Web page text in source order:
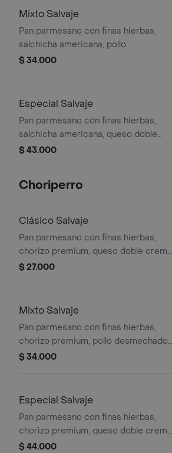
francesa
Mixto Salvaje
Pan parmesano con finas hierbas,
salchicha americana, pollo
desmechado en salsa tártara, queso
ripida, salsas de la casa y papitas a la
francesa.
$ 34.000
Especial Salvaje
Pan parmesano con finas hierbas,
salchicha americana, queso doble
crema fundido, bondiola, llanera
queso crema fundido, tocineta
ripida, tártara de la casa y papitas a la
$ 43.000
Choriperro
Clásico Salvaje
Pan parmesano con finas hierbas,
chorizo premium, queso doble crema
fundido, tocineta ahumada, papa
$ 27.000
Mixto Salvaje
Pan parmesano con finas hierbas,
chorizo premium, pollo desmechado
,queso doble crema fundido, tocineta
papitas a la francesa
$ 34.000
Especial Salvaje
Pan parmesano con finas hierbas,
chorizo premium, queso doble crema
fundido, Bondiola de cerdo en
$ 44.000